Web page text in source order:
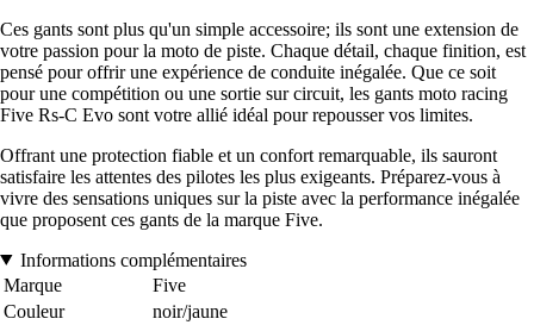
Ces gants sont plus qu'un simple accessoire; ils sont une extension de
votre passion pour la moto de piste. Chaque détail, chaque finition, est
pensé pour offrir une expérience de conduite inégalée. Que ce soit
pour une compétition ou une sortie sur circuit, les gants moto racing
Five Rs-C Evo sont votre allié idéal pour repousser vos limites.
Offrant une protection fiable et un confort remarquable, ils sauront
satisfaire les attentes des pilotes les plus exigeants. Préparez-vous à
vivre des sensations uniques sur la piste avec la performance inégalée
que proposent ces gants de la marque Five.
Informations complémentaires
Marque
Five
Couleur
noir/jaune